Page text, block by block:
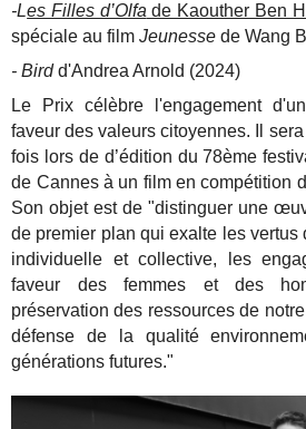
-Les Filles d’Olfa de Kaouther Ben
spéciale au filmJeunesse de Wang
- Birdd'Andrea Arnold (2024)
Le Prix célèbre l'engagement
faveur des valeurs citoyennes. Il
fois lors de d’édition du 78ème
de Cannes à un film en compétition
Son objet est de "distinguer une
de premier plan qui exalte les vertus
individuelle et collective, les
faveur des femmes et des
préservation des ressources de
défense de la qualité
générations futures."